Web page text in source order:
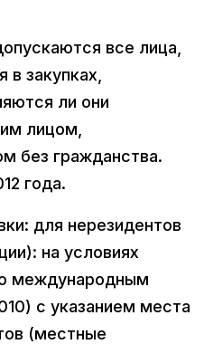
все лица,
закупках,
ли они
лицом,
без гражданства.
года.
для нерезидентов
на условиях
международным
с указанием места
(местные